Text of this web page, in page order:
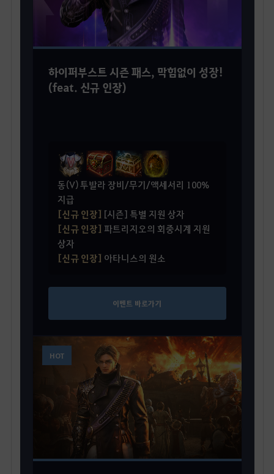
하이퍼부스트 시즌 패스, 막힘없이 성장!
(feat. 신규 인장)
동(V) 투발라 장비/무기/액세서리 100%
지급
[신규 인장] [시즌] 특별 지원 상자
[신규 인장] 파트리지오의 회중시계 지원
상자
[신규 인장] 아타니스의 원소
이벤트 바로가기
HOT